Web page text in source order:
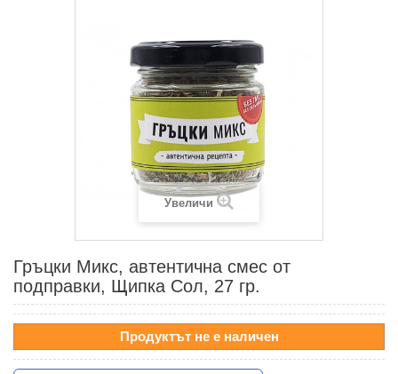
Увеличи
Гръцки Микс, автентична смес от
подправки, Щипка Сол, 27 гр.
Продуктът не е наличен